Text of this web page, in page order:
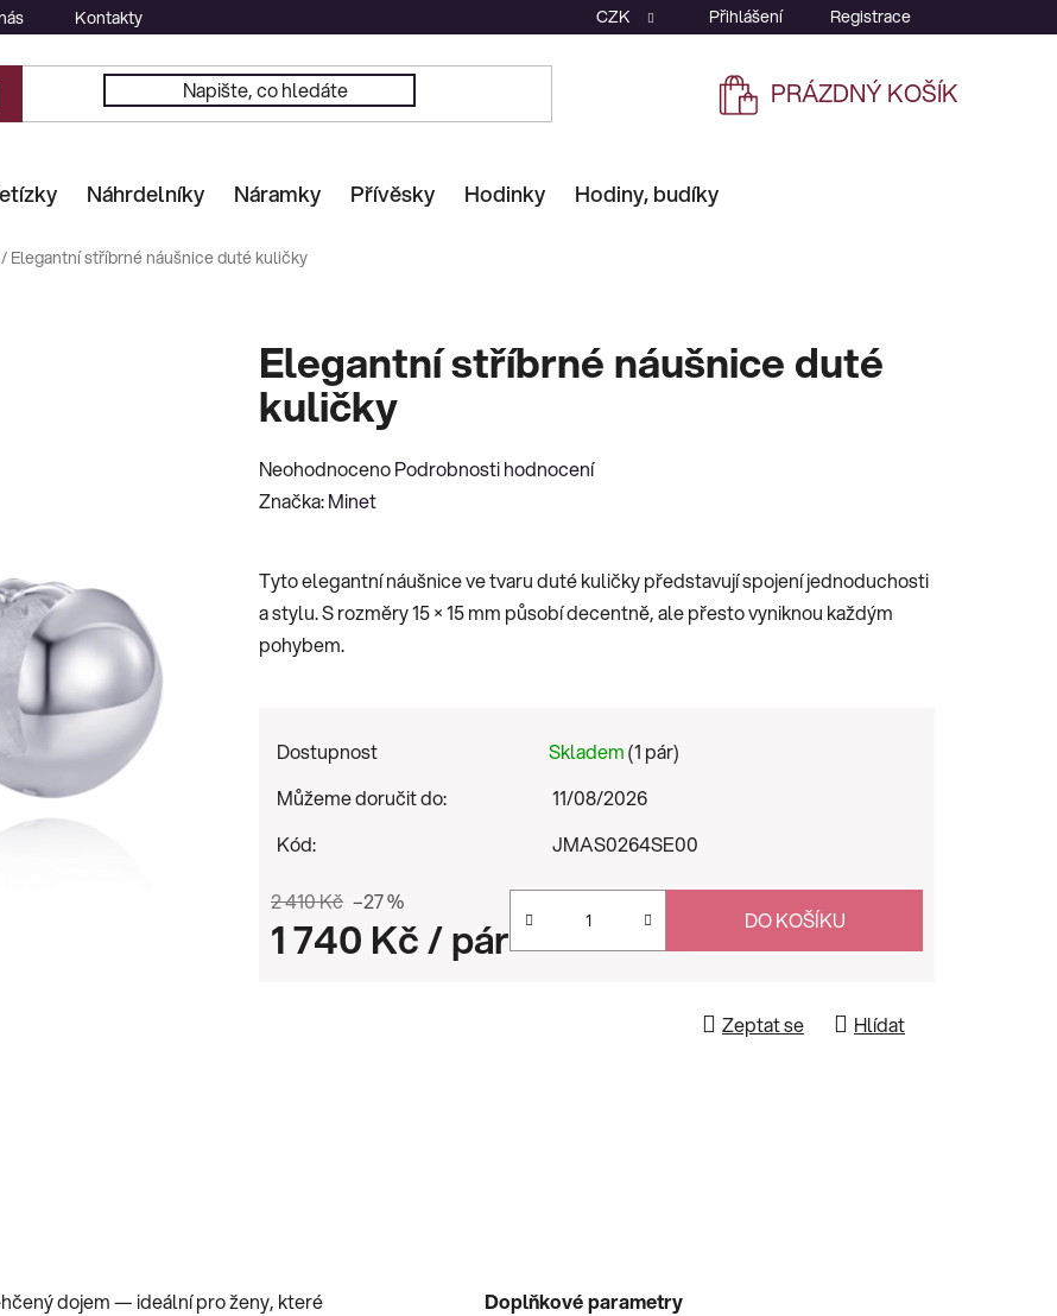
Kontakty CZK Přihlášení Registrace
NÁKUPNÍ
PRÁZDNÝ KOŠÍK
Náhrdelníky Náramky Přívěsky Hodinky Hodiny, budíky
/ Elegantní stříbrné náušnice duté kuličky
Elegantní stříbrné náušnice duté
kuličky
Průměrné
hodnocení
0,0
z
5
NeohodnocenoPodrobnosti hodnocení
Značka:Minet
Tyto elegantní náušnice ve tvaru duté kuličky představují spojení jednoduchosti
a stylu. S rozměry 15 × 15 mm působí decentně, ale přesto vyniknou každým
pohybem.
Dostupnost Skladem(1 pár)
Můžeme doručit do:
11/08/2026
Kód:
JMAS0264SE00
2 410 Kč –27 %
1 740 Kč/ pár DO KOŠÍKU
Zeptat se Hlídat
dojem — ideální pro ženy, které
Doplňkové parametry